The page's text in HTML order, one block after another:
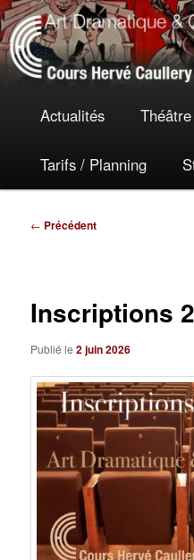
Aller
au
contenu
principal
Actualités
principalActualités Théâtre
Tarifs / Planning
Navigation
← Précédent
Inscriptions
Publié le2 juin 2026